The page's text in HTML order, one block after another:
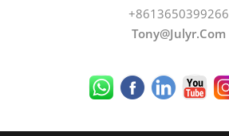
+8613650399266
Tony@julyr.com